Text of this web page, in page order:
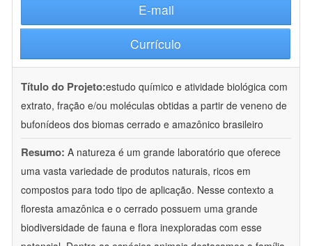
E-mail
Currículo
Título do Projeto:estudo químico e atividade biológica com
extrato, fração e/ou moléculas obtidas a partir de veneno de
bufonídeos dos biomas cerrado e amazônico brasileiro
Resumo: A natureza é um grande laboratório que oferece
uma vasta variedade de produtos naturais, ricos em
compostos para todo tipo de aplicação. Nesse contexto a
floresta amazônica e o cerrado possuem uma grande
biodiversidade de fauna e flora inexploradas com esse